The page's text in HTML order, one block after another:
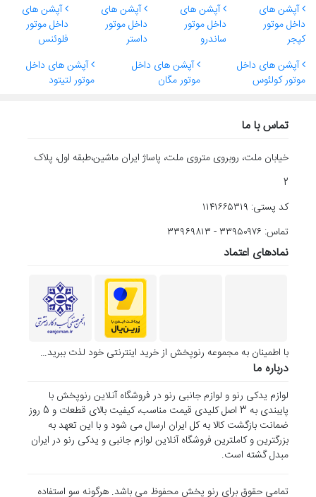
آپشن های
داخل موتور
کپجر
آپشن های
داخل موتور
ساندرو
آپشن های
داخل موتور
داستر
آپشن های
داخل موتور
فلوئنس
آپشن های داخل
موتور کولئوس
آپشن های داخل
موتور مگان
آپشن های داخل
موتور لتیتود
تماس با ما
خیابان ملت، روبروی متروی ملت، پاساژ ایران ماشین،طبقه اول، پلاک
2
کد پستی: ۱۱۴۱۶۶۵۳۱۹
تماس: ۳۳۹۵۰۹۷۶ - ۳۳۹۶۹۸۱۳
نمادهای اعتماد
با اطمینان به مجموعه رنوپخش از خرید اینترنتی خود لذت ببرید…
درباره ما
لوازم یدکی رنو و لوازم جانبی رنو در فروشگاه آنلاین رنوپخش با
پایبندی به 3 اصل کلیدی قیمت مناسب، کیفیت بالای قطعات و 5 روز
ضمانت بازگشت کالا به کل ایران ارسال می شود و با این تعهد به
بزرگترین و کاملترین فروشگاه آنلاین لوازم جانبی و یدکی رنو در ایران
مبدل گشته است.
تمامی حقوق برای رنو پخش محفوظ می باشد. هرگونه سو استفاده